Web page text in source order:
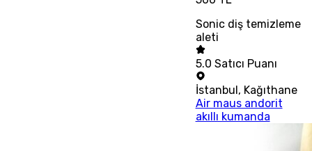
Sonic diş temizleme
aleti
5.0 Satıcı Puanı
İstanbul, Kağıthane
Air maus andorit
akıllı kumanda